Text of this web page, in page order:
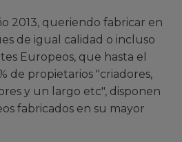
2013, queriendo fabricar en
de igual calidad o incluso
Europeos, que hasta el
de propietarios "criadores,
y un largo etc", disponen
fabricados en su mayor